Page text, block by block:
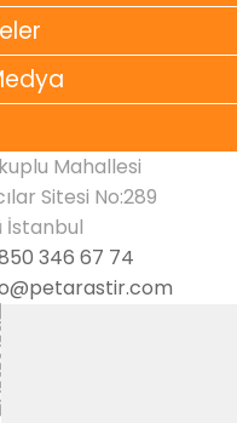
Mahallesi
Sitesi No:289
İstanbul
346 67 74